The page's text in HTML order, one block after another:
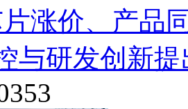
片涨价、产品
与研发创新